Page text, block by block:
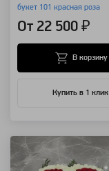
букет 101 красная роза
От 22 500 ₽
Купить в 1 клик
В корзину